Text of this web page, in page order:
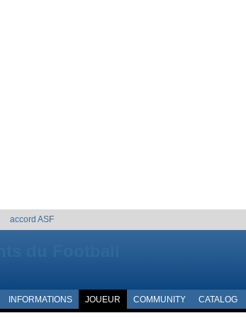
accord ASF
INFORMATIONS JOUEUR COMMUNITY CATALOG